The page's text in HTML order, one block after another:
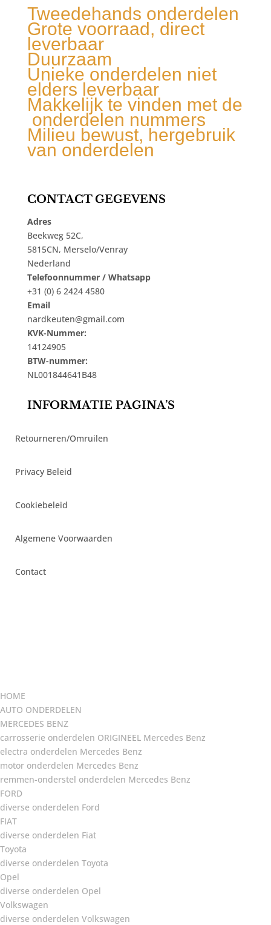
Tweedehands onderdelen
Grote voorraad, direct
leverbaar
Duurzaam
Unieke onderdelen niet
elders leverbaar
Makkelijk te vinden met de
onderdelen nummers
Milieu bewust, hergebruik
van onderdelen
CONTACT GEGEVENS
Adres
Beekweg 52C,
5815CN, Merselo/Venray
Nederland
Telefoonnummer / Whatsapp
+31 (0) 6 2424 4580
Email
nardkeuten@gmail.com
KVK-Nummer:
14124905
BTW-nummer:
NL001844641B48
INFORMATIE PAGINA’S
Retourneren/Omruilen
Privacy Beleid
Cookiebeleid
Algemene Voorwaarden
Contact
HOME
AUTO ONDERDELEN
MERCEDES BENZ
carrosserie onderdelen ORIGINEEL Mercedes Benz
electra onderdelen Mercedes Benz
motor onderdelen Mercedes Benz
remmen-onderstel onderdelen Mercedes Benz
FORD
diverse onderdelen Ford
FIAT
diverse onderdelen Fiat
Toyota
diverse onderdelen Toyota
Opel
diverse onderdelen Opel
Volkswagen
diverse onderdelen Volkswagen